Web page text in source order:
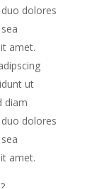
dolores
amet.
ut
diam
dolores
amet.